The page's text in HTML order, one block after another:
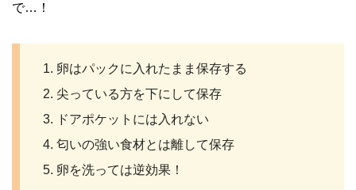
で…！
卵はパックに入れたまま保存する
尖っている方を下にして保存
ドアポケットには入れない
匂いの強い食材とは離して保存
卵を洗っては逆効果！